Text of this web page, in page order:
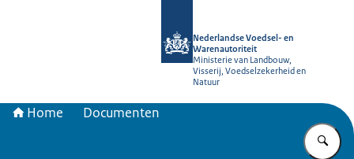
Nederlandse Voedsel- en
Warenautoriteit
Ministerie van Landbouw,
Visserij, Voedselzekerheid en
Natuur
Home Documenten